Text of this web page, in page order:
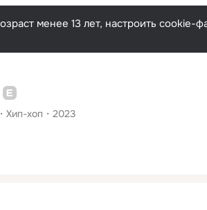
Русский
менее 13 лет, настроить cookie-
Хип-хоп 2023